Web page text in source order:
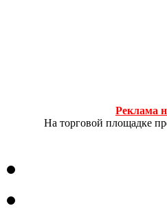
Реклама
На торговой площадке